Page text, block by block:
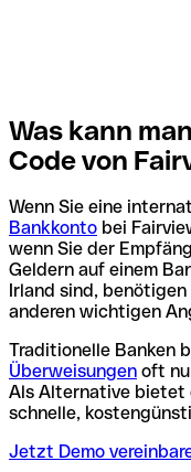
Was kann
Code von
Wenn Sie eine
Bankkonto bei
wenn Sie der
Geldern auf einem
Irland sind,
anderen wichtigen
Traditionelle Banken
Überweisungen oft
Als Alternative bietet
schnelle,
Jetzt Demo